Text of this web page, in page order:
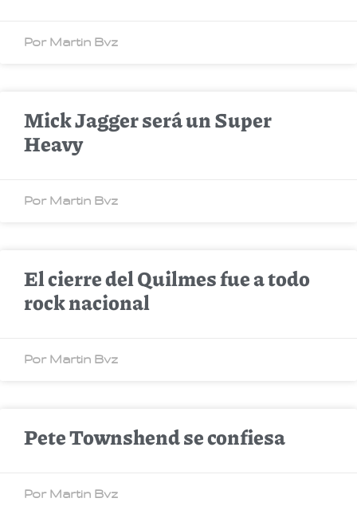
Por Martin Bvz
Mick Jagger será un Super
Heavy
Por Martin Bvz
El cierre del Quilmes fue a todo
rock nacional
Por Martin Bvz
Pete Townshend se confiesa
Por Martin Bvz